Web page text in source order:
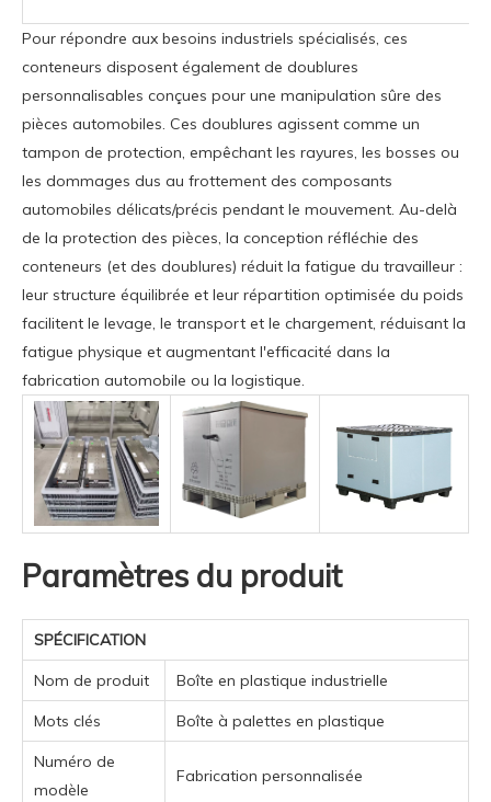
Pour répondre aux besoins industriels spécialisés, ces
conteneurs disposent également de doublures
personnalisables conçues pour une manipulation sûre des
pièces automobiles. Ces doublures agissent comme un
tampon de protection, empêchant les rayures, les bosses ou
les dommages dus au frottement des composants
automobiles délicats/précis pendant le mouvement. Au-delà
de la protection des pièces, la conception réfléchie des
conteneurs (et des doublures) réduit la fatigue du travailleur :
leur structure équilibrée et leur répartition optimisée du poids
facilitent le levage, le transport et le chargement, réduisant la
fatigue physique et augmentant l'efficacité dans la
fabrication automobile ou la logistique.
Paramètres du produit
SPÉCIFICATION
Nom de produit Boîte en plastique industrielle
Mots clés Boîte à palettes en plastique
Numéro de
modèle
Fabrication personnalisée